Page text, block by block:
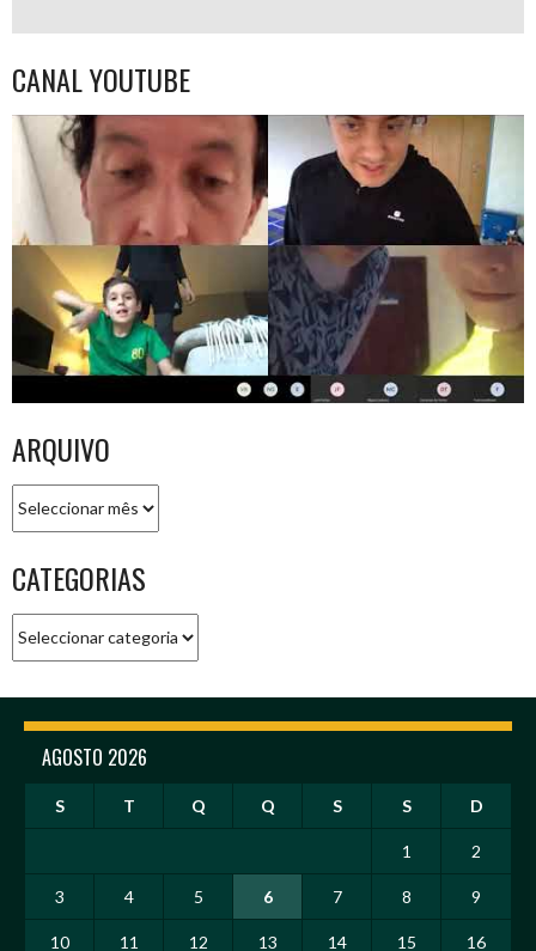
CANAL YOUTUBE
ARQUIVO
CATEGORIAS
AGOSTO 2026
S T Q Q S S D
1 2
3 4 5 6 7 8 9
10 11 12 13 14 15 16